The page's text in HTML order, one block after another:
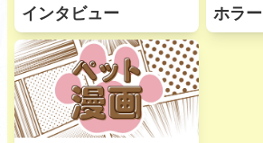
インタビュー ホラー